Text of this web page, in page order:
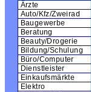
Ärzte
Auto/Kfz/Zweirad
Baugewerbe
Beratung
Beauty/Drogerie
Bildung/Schulung
Büro/Computer
Dienstleister
Einkaufsmärkte
Elektro